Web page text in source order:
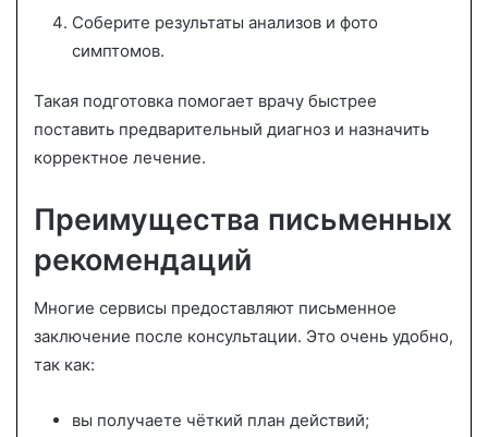
Соберите результаты анализов и фото
симптомов.
Такая подготовка помогает врачу быстрее
поставить предварительный диагноз и назначить
корректное лечение.
Преимущества письменных
рекомендаций
Многие сервисы предоставляют письменное
заключение после консультации. Это очень удобно,
так как:
вы получаете чёткий план действий;